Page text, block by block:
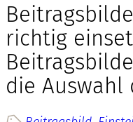
richtig
die Auswahl